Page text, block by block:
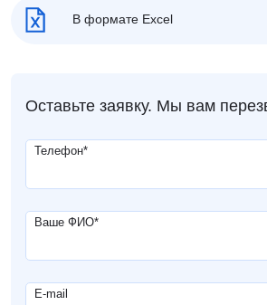
В формате Excel
Оставьте заявку. Мы вам
Телефон*
Ваше ФИО*
E-mail